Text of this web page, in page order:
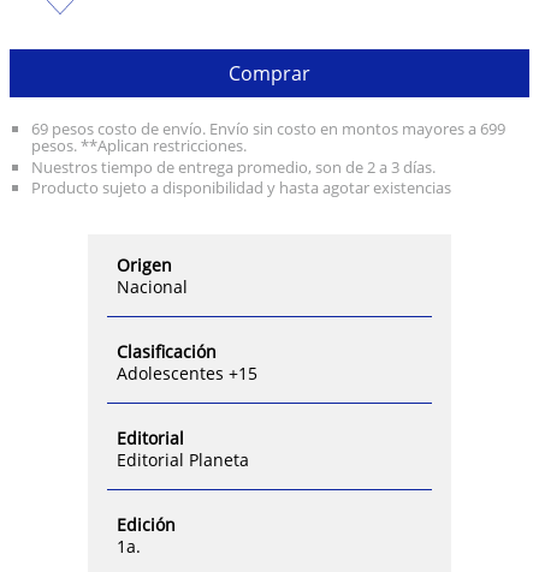
Comprar
69 pesos costo de envío. Envío sin costo en montos mayores a 699
pesos. **Aplican restricciones.
Nuestros tiempo de entrega promedio, son de 2 a 3 días.
Producto sujeto a disponibilidad y hasta agotar existencias
Origen
Nacional
Clasificación
Adolescentes +15
Editorial
Editorial Planeta
Edición
1a.